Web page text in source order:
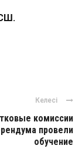
Келесі
комиссии
провели
обучение